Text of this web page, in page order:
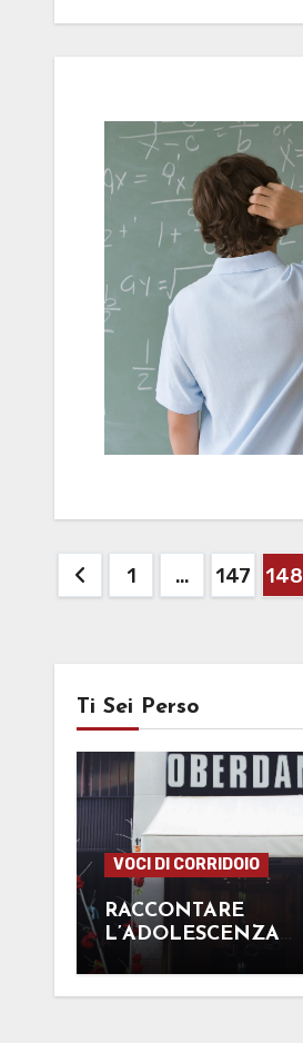
Paginazione
1 … 147 148
Ti Sei Perso
VOCI DI CORRIDOIO
RACCONTARE
L’ADOLESCENZA
TRAMITE UN FILM